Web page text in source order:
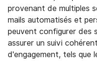
provenant de multiples
mails automatisés et
peuvent configurer des
assurer un suivi
d'engagement, tels que